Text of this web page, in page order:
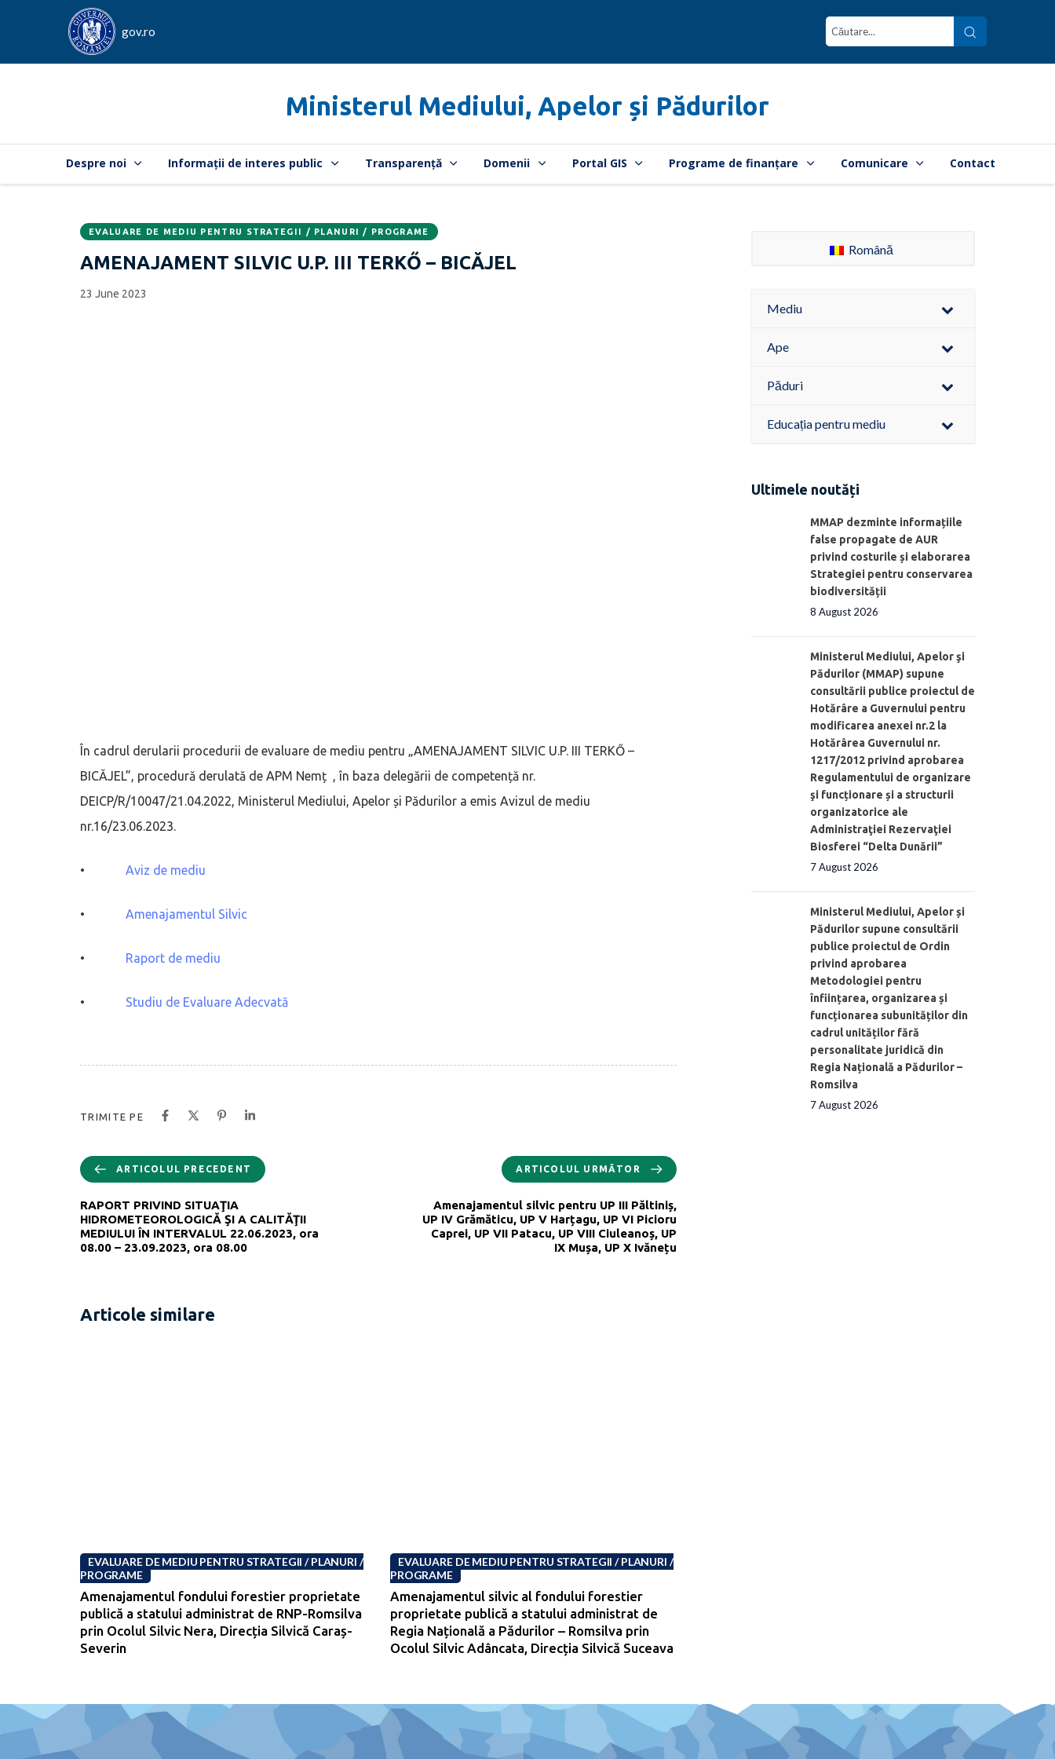
gov.ro
Ministerul Mediului, Apelor și Pădurilor
Despre noi Informații de interes public Transparență Domenii Portal GIS Programe de finanțare Comunicare Contact
CATEGORIA:
EVALUARE DE MEDIU PENTRU STRATEGII / PLANURI / PROGRAME
AMENAJAMENT SILVIC U.P. III TERKŐ – BICĂJEL
Data
publicării:
23 June 2023
În cadrul derularii procedurii de evaluare de mediu pentru „AMENAJAMENT SILVIC U.P. III TERKŐ –
BICĂJEL”, procedură derulată de APM Nemț , în baza delegării de competență nr.
DEICP/R/10047/21.04.2022, Ministerul Mediului, Apelor și Pădurilor a emis Avizul de mediu
nr.16/23.06.2023.
• Aviz de mediu
• Amenajamentul Silvic
• Raport de mediu
• Studiu de Evaluare Adecvată
TRIMITE PE
ARTICOLUL PRECEDENT
RAPORT PRIVIND SITUAŢIA
HIDROMETEOROLOGICĂ ŞI A CALITĂŢII
MEDIULUI ÎN INTERVALUL 22.06.2023, ora
08.00 – 23.09.2023, ora 08.00
ARTICOLUL URMĂTOR
Amenajamentul silvic pentru UP III Păltiniș,
UP IV Grămăticu, UP V Harțagu, UP VI Picioru
Caprei, UP VII Patacu, UP VIII Ciuleanoș, UP
IX Mușa, UP X Ivănețu
Articole similare
EVALUARE DE MEDIU PENTRU STRATEGII / PLANURI /
PROGRAME
Amenajamentul fondului forestier proprietate
publică a statului administrat de RNP-Romsilva
prin Ocolul Silvic Nera, Direcția Silvică Caraș-
Severin
EVALUARE DE MEDIU PENTRU STRATEGII / PLANURI /
PROGRAME
Amenajamentul silvic al fondului forestier
proprietate publică a statului administrat de
Regia Națională a Pădurilor – Romsilva prin
Ocolul Silvic Adâncata, Direcția Silvică Suceava
Română
Mediu
Ape
Păduri
Educația pentru mediu
Ultimele noutăți
MMAP dezminte informațiile
false propagate de AUR
privind costurile și elaborarea
Strategiei pentru conservarea
biodiversității
8 August 2026
Ministerul Mediului, Apelor şi
Pădurilor (MMAP) supune
consultării publice proiectul de
Hotărâre a Guvernului pentru
modificarea anexei nr.2 la
Hotărârea Guvernului nr.
1217/2012 privind aprobarea
Regulamentului de organizare
şi funcționare și a structurii
organizatorice ale
Administraţiei Rezervaţiei
Biosferei “Delta Dunării”
7 August 2026
Ministerul Mediului, Apelor și
Pădurilor supune consultării
publice proiectul de Ordin
privind aprobarea
Metodologiei pentru
înființarea, organizarea și
funcționarea subunităților din
cadrul unităților fără
personalitate juridică din
Regia Națională a Pădurilor –
Romsilva
7 August 2026